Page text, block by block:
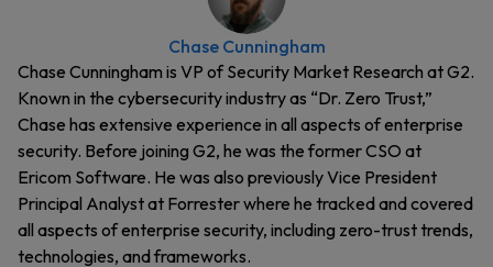
Chase Cunningham
Chase Cunningham is VP of Security Market Research at G2.
Known in the cybersecurity industry as “Dr. Zero Trust,”
Chase has extensive experience in all aspects of enterprise
security. Before joining G2, he was the former CSO at
Ericom Software. He was also previously Vice President
Principal Analyst at Forrester where he tracked and covered
all aspects of enterprise security, including zero-trust trends,
technologies, and frameworks.